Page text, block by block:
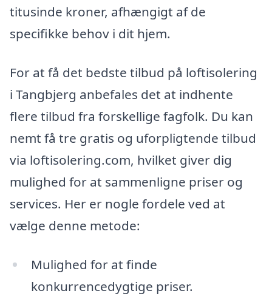
titusinde kroner, afhængigt af de
specifikke behov i dit hjem.
For at få det bedste tilbud på loftisolering
i Tangbjerg anbefales det at indhente
flere tilbud fra forskellige fagfolk. Du kan
nemt få tre gratis og uforpligtende tilbud
via loftisolering.com, hvilket giver dig
mulighed for at sammenligne priser og
services. Her er nogle fordele ved at
vælge denne metode:
Mulighed for at finde
konkurrencedygtige priser.